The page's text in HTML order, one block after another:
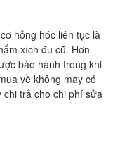
hỏng hóc liên tục là
xích đu cũ. Hơn
bảo hành trong khi
về không may có
chi trả cho chi phí sửa